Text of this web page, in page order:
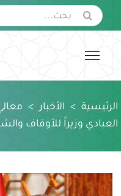
البحث
عن:
الرئيسية > الأخبار >
العبادي وزيراً للأوقاف